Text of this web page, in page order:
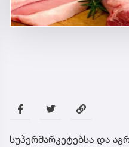
სუპერმარკეტებსა და